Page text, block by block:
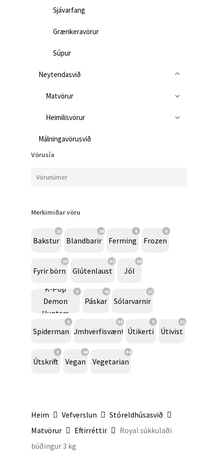
Sjávarfang
Grænkeravörur
Súpur
Neytendasvið
Matvörur
Heimilisvörur
Málningavörusvið
Vörusía
Merkimiðar vöru
15
Bakstur
16
Blandbarir
6
Ferming
6
Frozen
59
Fyrir börn
52
Glútenlaust
88
Jól
3
K-Pop
Demon
Hunters
42
Páskar
27
Sólarvarnir
5
Spiderman
33
Umhverfisvænt
9
Útikerti
31
Útivist
3
Útskrift
48
Vegan
34
Vegetarian
Heim Vefverslun
Stóreldhúsasvið
Matvörur
Eftirréttir
Royal súkkulaði
búðingur 3 kg